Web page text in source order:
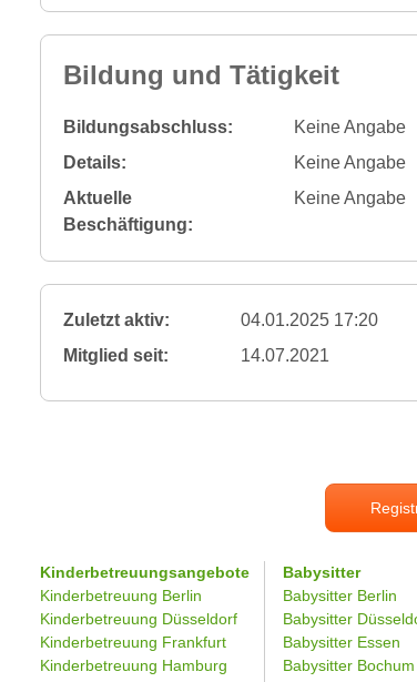
Bildung und Tätigkeit
Bildungsabschluss:
Keine Angabe
Details:
Keine Angabe
Aktuelle
Beschäftigung:
Keine Angabe
Zuletzt aktiv: 04.01.2025 17:20
Mitglied seit:
14.07.2021
Kinderbetreuungsangebote
Kinderbetreuung Berlin
Kinderbetreuung Düsseldorf
Kinderbetreuung Frankfurt
Kinderbetreuung Hamburg
Babysitter
Babysitter Berlin
Babysitter
Babysitter Essen
Babysitter Bochum